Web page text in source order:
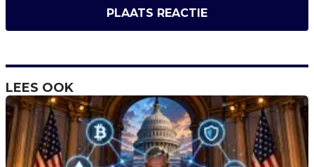
PLAATS REACTIE
LEES OOK